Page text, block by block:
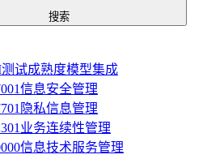
搜索
试成熟度模型集成
信息安全管理
隐私信息管理
业务连续性管理
信息技术服务管理